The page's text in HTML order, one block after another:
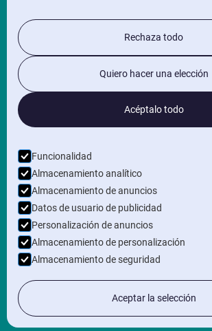
Política de privacidad
Términos y condiciones
Derechos de autor © 2026 ArchX B.V. Todos
reservados
Rechaza todo
Quiero hacer una elección
Acéptalo todo
Funcionalidad
Almacenamiento analítico
Almacenamiento de anuncios
Datos de usuario de publicidad
Personalización de anuncios
Almacenamiento de personalización
Almacenamiento de seguridad
Aceptar la selección